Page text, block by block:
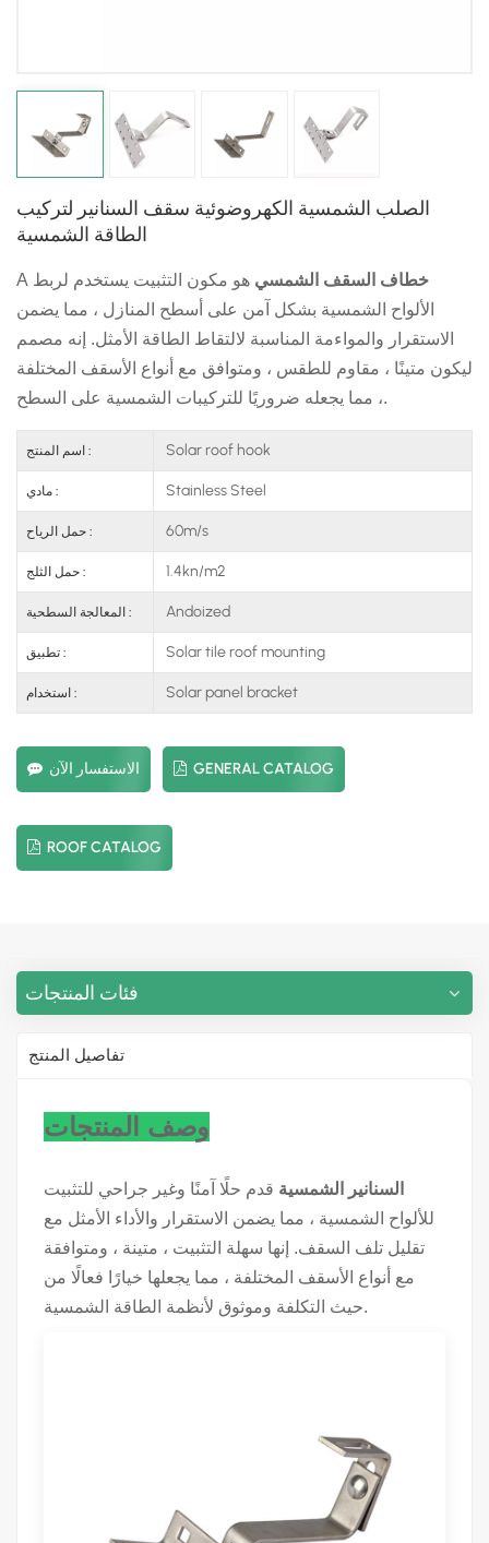
الصلب الشمسية الكهروضوئية سقف السنانير لتركيب
الطاقة الشمسية
A خطاف السقف الشمسي هو مكون التثبيت يستخدم لربط
الألواح الشمسية بشكل آمن على أسطح المنازل ، مما يضمن
الاستقرار والمواءمة المناسبة لالتقاط الطاقة الأمثل. إنه مصمم
ليكون متينًا ، مقاوم للطقس ، ومتوافق مع أنواع الأسقف المختلفة
، مما يجعله ضروريًا للتركيبات الشمسية على السطح.
اسم المنتج : Solar roof hook
مادي : Stainless Steel
حمل الرياح : 60m/s
حمل الثلج : 1.4kn/m2
المعالجة السطحية : Andoized
تطبيق : Solar tile roof mounting
استخدام : Solar panel bracket
الاستفسار الآن GENERAL CATALOG
ROOF CATALOG
فئات المنتجات
تفاصيل المنتج
وصف المنتجات
السنانير الشمسية قدم حلًا آمنًا وغير جراحي للتثبيت
للألواح الشمسية ، مما يضمن الاستقرار والأداء الأمثل مع
تقليل تلف السقف. إنها سهلة التثبيت ، متينة ، ومتوافقة
مع أنواع الأسقف المختلفة ، مما يجعلها خيارًا فعالًا من
حيث التكلفة وموثوق لأنظمة الطاقة الشمسية.